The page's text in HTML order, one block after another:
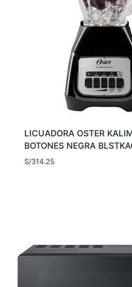
LICUADORA OSTER
BOTONES NEGRA
S/314.25